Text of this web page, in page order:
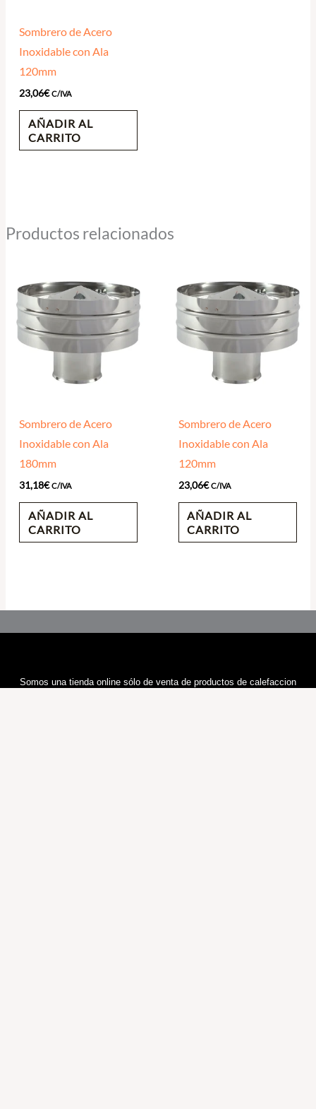
Sombrero de Acero
Inoxidable con Ala
120mm
23,06€ C/IVA
AÑADIR AL
CARRITO
Productos relacionados
Sombrero de Acero
Inoxidable con Ala
180mm
31,18€ C/IVA
AÑADIR AL
CARRITO
Sombrero de Acero
Inoxidable con Ala
120mm
23,06€ C/IVA
AÑADIR AL
CARRITO
Somos una tienda online sólo de venta de productos de calefaccion